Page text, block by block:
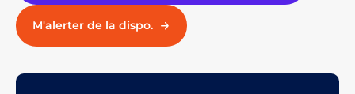
M'alerter de la dispo.